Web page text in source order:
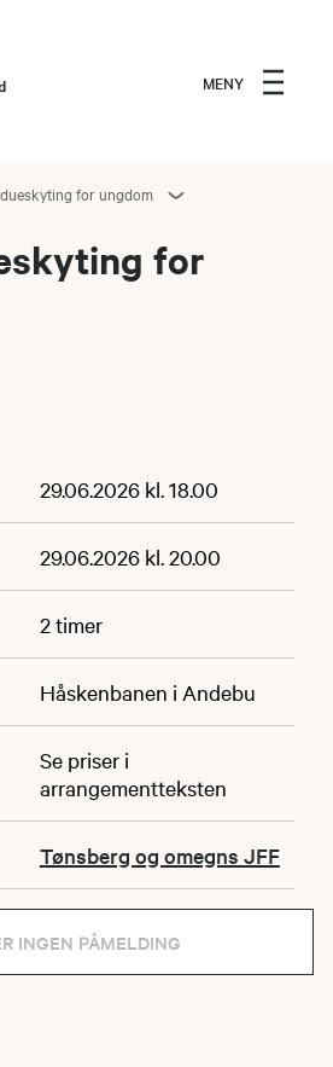
MENY
for ungdom
for
29.06.2026 kl. 18.00
29.06.2026 kl. 20.00
2 timer
Håskenbanen i Andebu
Se priser i
arrangementteksten
Tønsberg og omegns JFF
INGEN PÅMELDING